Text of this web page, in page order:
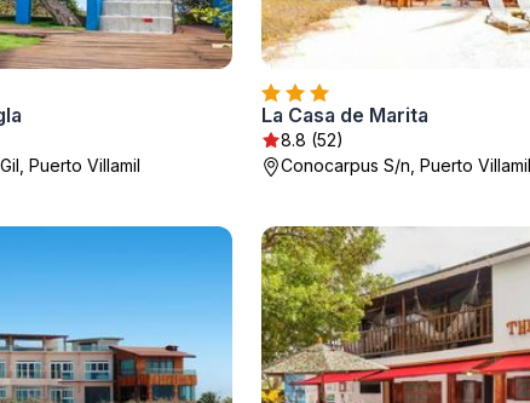
Puerto Villamil
La Casa de Marita
8.8 (52)
Conocarpus S/n, Puerto Villamil